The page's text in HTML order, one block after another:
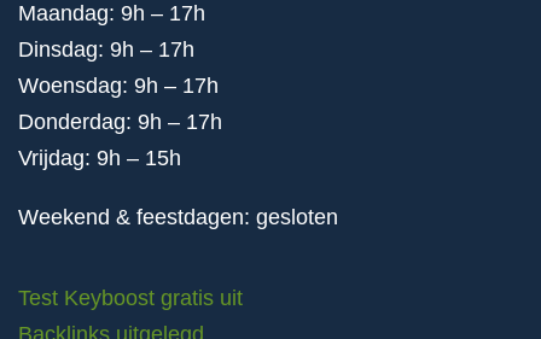
Maandag: 9h – 17h
Dinsdag: 9h – 17h
Woensdag: 9h – 17h
Donderdag: 9h – 17h
Vrijdag: 9h – 15h
Weekend & feestdagen: gesloten
Test Keyboost gratis uit